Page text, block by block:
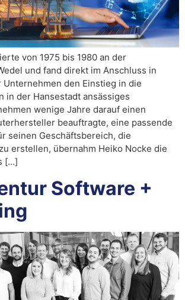
von 1975 bis 1980 an der
und fand direkt im Anschluss in
Unternehmen den Einstieg in die
in der Hansestadt ansässiges
wenige Jahre darauf einen
beauftragte, eine passende
seinen Geschäftsbereich, die
erstellen, übernahm Heiko Nocke die
[…]
Software +